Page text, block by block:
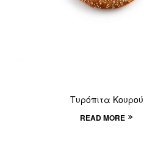
Τυρόπιτα Κουρού
READ MORE